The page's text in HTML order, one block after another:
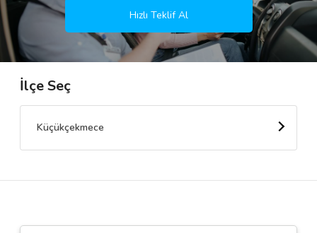
Kategoriler
🎈 Biz Kimiz?
🌟 Müşteri Değerlendirmeleri
Hızlı Teklif Al
İlçe Seç
Küçükçekmece